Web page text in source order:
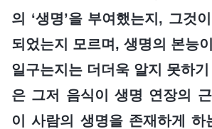
의 ‘생명’을 부여했는지, 그것
되었는지 모르며, 생명의 본능
일구는지는 더더욱 알지 못하
은 그저 음식이 생명 연장의
이 사람의 생명을 존재하게 하